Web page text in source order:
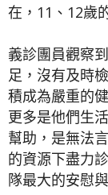
在，11、12歲
義診團員觀察
足，沒有及時
積成為嚴重的
更多是他們生
幫助，是無法
的資源下盡力
隊最大的安慰